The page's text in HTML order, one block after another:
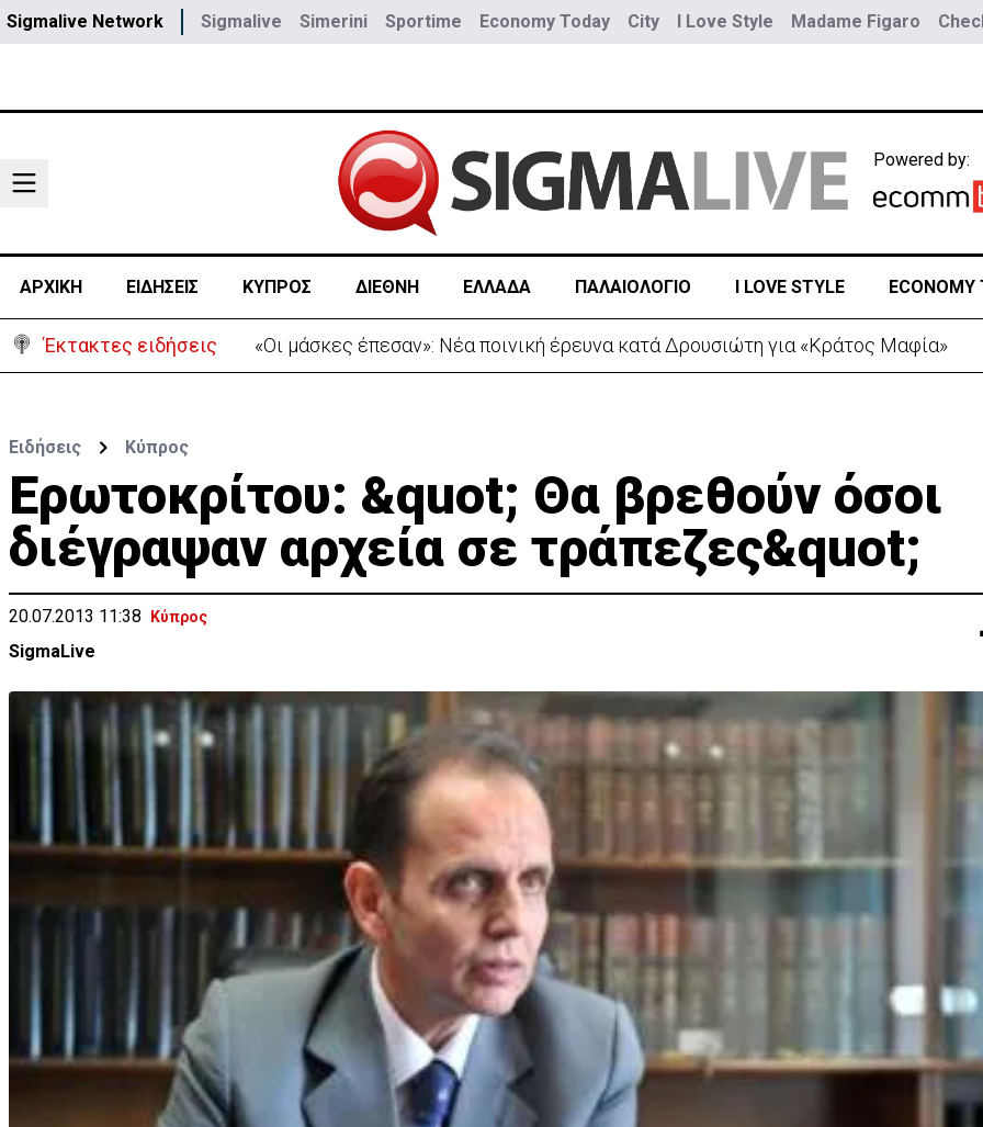
Sigmalive Network Sigmalive Simerini Sportime Economy Today City I Love Style Madame Figaro
Powered by:
ΑΡΧΙΚΗ ΕΙΔΗΣΕΙΣ ΚΥΠΡΟΣ ΔΙΕΘΝΗ ΕΛΛΑΔΑ ΠΑΛΑΙΟΛΟΓΙΟ I LOVE STYLE ECONOMY
Έκτακτες ειδήσεις «Πόλεμος» Σάντσεθ-Μελόνι λόγω της Θέουτα: Ελέγχους και από Ισπανία στα
Ειδήσεις Κύπρος
Ερωτοκρίτου: &quot; Θα βρεθούν όσοι
διέγραψαν αρχεία σε τράπεζες&quot;
20.07.2013 11:38 Κύπρος
SigmaLive